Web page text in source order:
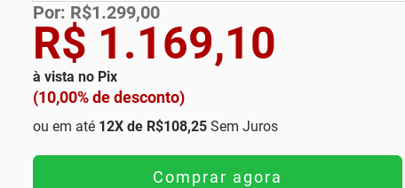
R$ 1.169,10
à vista no Pix
(10,00% de desconto)
Por: R$1.299,00
ou em até 12X de R$108,25 Sem Juros
Comprar agora